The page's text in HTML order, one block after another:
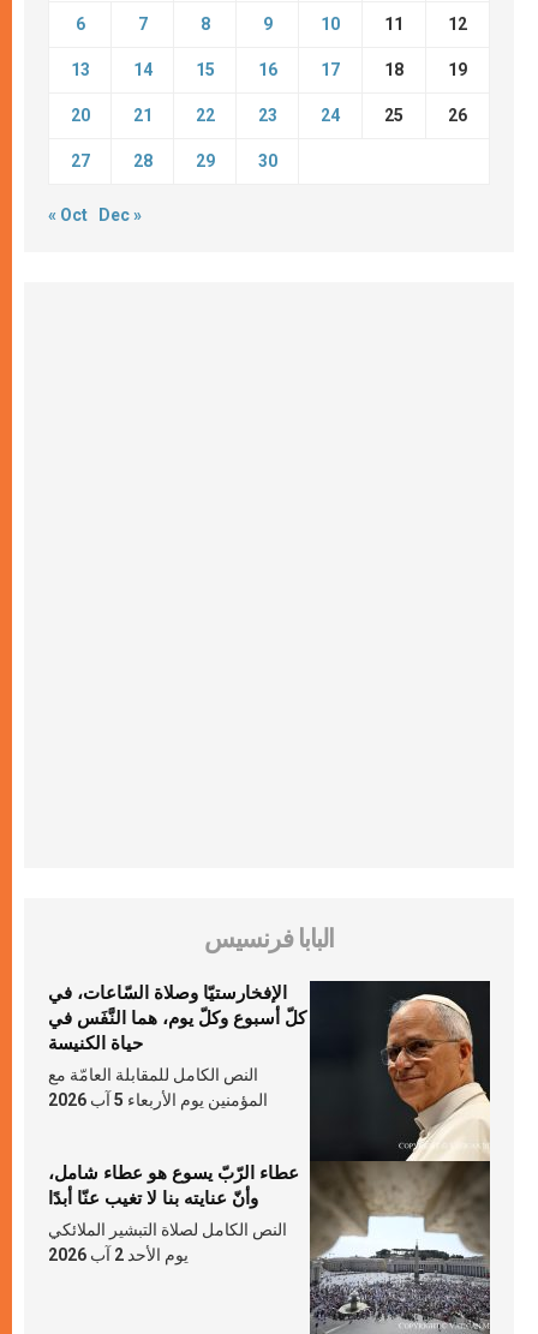
6 7 8 9 10 11 12
13 14 15 16 17 18 19
20 21 22 23 24 25 26
27 28 29 30
« Oct Dec »
البابا فرنسيس
الإفخارستيّا وصلاة السّاعات، في
كلّ أسبوع وكلّ يوم، هما النَّفَس في
حياة الكنيسة
النص الكامل للمقابلة العامّة مع
المؤمنين يوم الأربعاء 5 آب 2026
عطاء الرّبّ يسوع هو عطاء شامل،
وأنّ عنايته بنا لا تغيب عنّا أبدًا
النص الكامل لصلاة التبشير الملائكي
يوم الأحد 2 آب 2026